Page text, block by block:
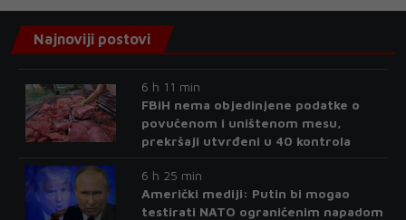
Najnoviji postovi
6 h 11 min
FBiH nema objedinjene podatke o
povučenom i uništenom mesu,
prekršaji utvrđeni u 40 kontrola
6 h 25 min
Američki mediji: Putin bi mogao
testirati NATO ograničenim napadom